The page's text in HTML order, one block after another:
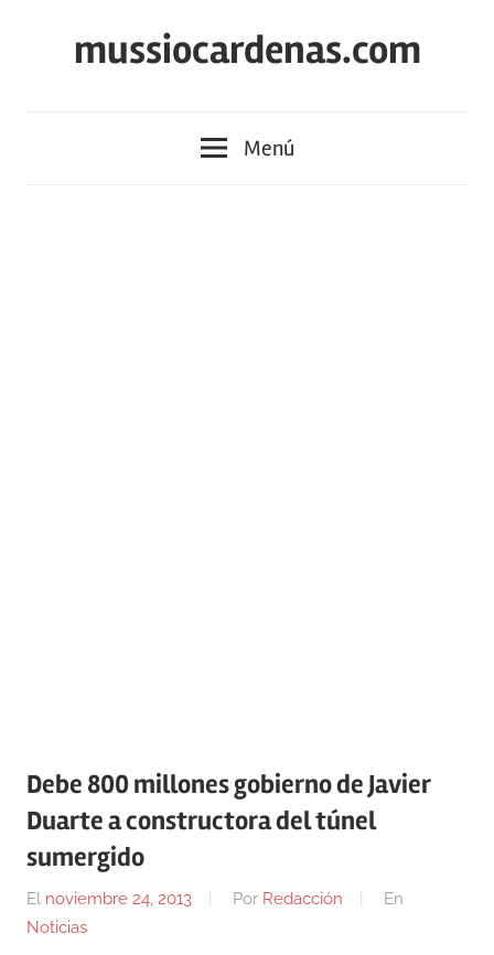
mussiocardenas.com
Menú
Debe 800 millones gobierno de Javier
Duarte a constructora del túnel
sumergido
El noviembre 24, 2013 Por Redacción
En
Noticias